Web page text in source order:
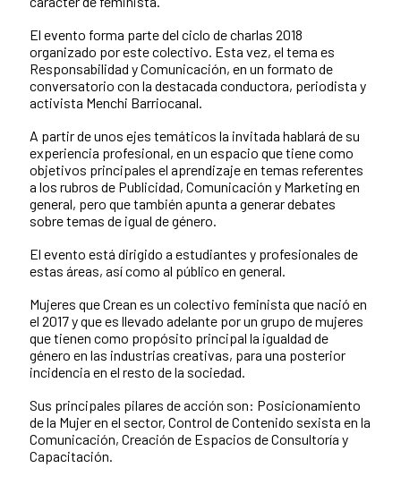
El evento forma parte del ciclo de charlas 2018
organizado por este colectivo. Esta vez, el tema es
Responsabilidad y Comunicación, en un formato de
conversatorio con la destacada conductora, periodista y
activista Menchi Barriocanal.
A partir de unos ejes temáticos la invitada hablará de su
experiencia profesional, en un espacio que tiene como
objetivos principales el aprendizaje en temas referentes
a los rubros de Publicidad, Comunicación y Marketing en
general, pero que también apunta a generar debates
sobre temas de igual de género.
El evento está dirigido a estudiantes y profesionales de
estas áreas, así como al público en general.
Mujeres que Crean es un colectivo feminista que nació en
el 2017 y que es llevado adelante por un grupo de mujeres
que tienen como propósito principal la igualdad de
género en las industrias creativas, para una posterior
incidencia en el resto de la sociedad.
Sus principales pilares de acción son: Posicionamiento
de la Mujer en el sector, Control de Contenido sexista en la
Comunicación, Creación de Espacios de Consultoría y
Capacitación.